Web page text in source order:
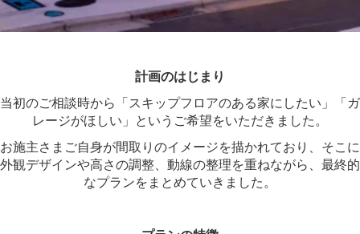
計画のはじまり
当初のご相談時から「スキップフロアのある家にしたい」「ガ
レージがほしい」というご希望をいただきました。
お施主さまご自身が間取りのイメージを描かれており、そこに
外観デザインや高さの調整、動線の整理を重ねながら、最終的
なプランをまとめていきました。